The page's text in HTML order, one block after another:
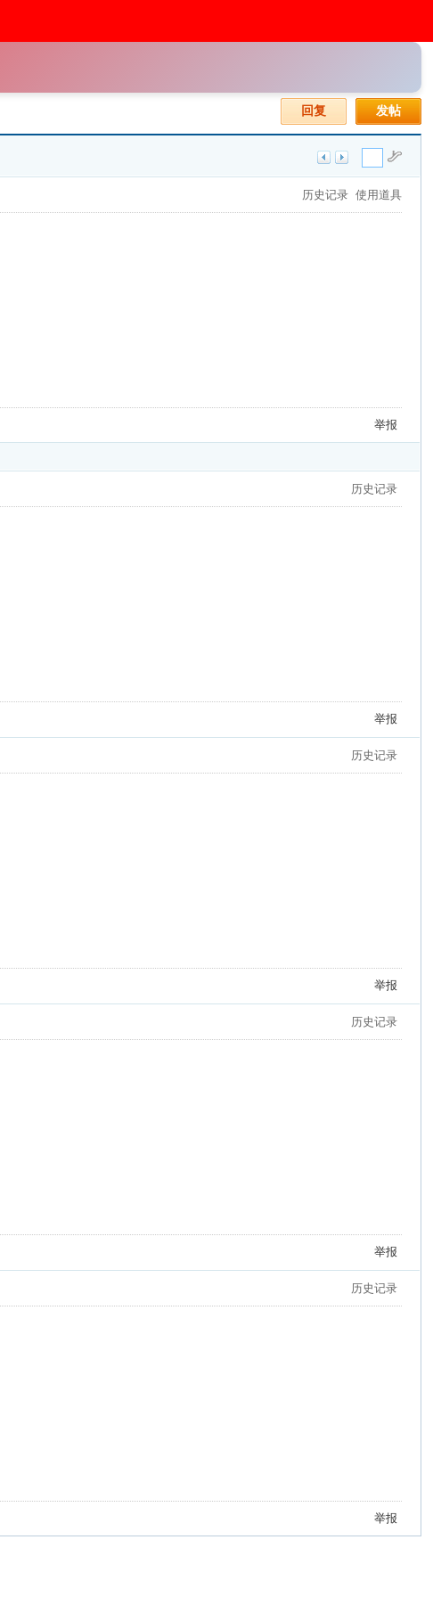
发帖
回复
历史记录 使用道具
举报
历史记录
举报
历史记录
举报
历史记录
举报
历史记录
举报